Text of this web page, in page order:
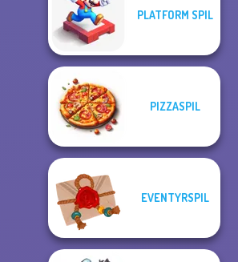
PLATFORM SPIL
PIZZASPIL
EVENTYRSPIL